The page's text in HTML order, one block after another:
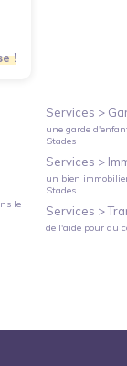
!
le
Services >
une garde
Stades
Services >
un bien
Stades
Services >
de l'aide pour du